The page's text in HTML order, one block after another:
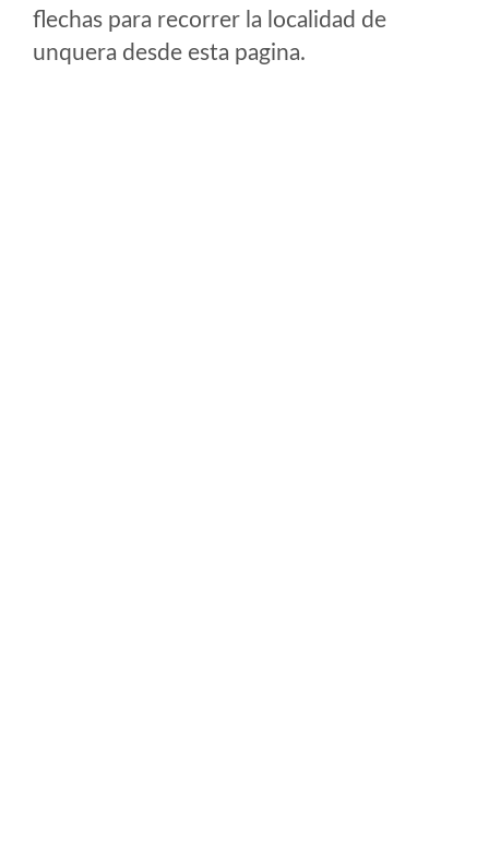
flechas para recorrer la localidad de
unquera desde esta pagina.